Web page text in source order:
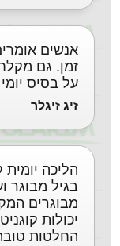
אנשים
זמן. גם
על בסיס יומי
זיג זיגלר
הליכה
בגיל מבוגר
מבוגרים
יכולות
החלטות